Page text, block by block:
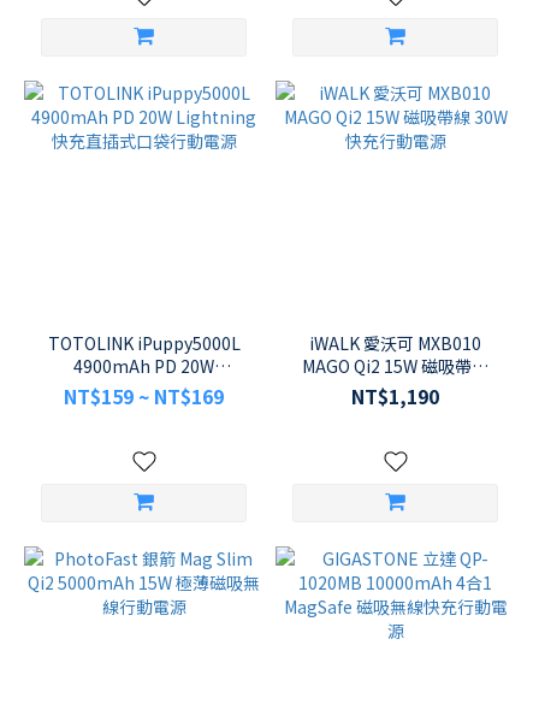
TOTOLINK iPuppy5000L
4900mAh PD 20W
Lightning 快充直插式口袋
行動電源
NT$159 ~ NT$169
iWALK 愛沃可 MXB010
MAGO Qi2 15W 磁吸帶線
30W 快充行動電源
NT$1,190